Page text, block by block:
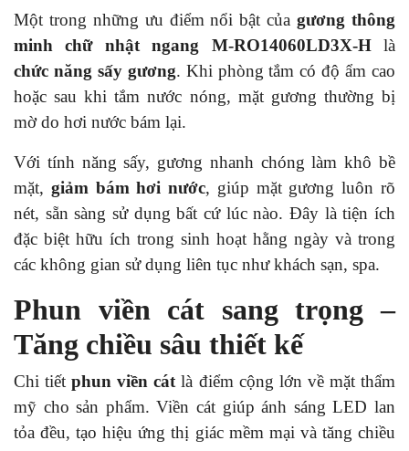
Một trong những ưu điểm nổi bật củagương thông
minh chữ nhật ngang M-RO14060LD3X-Hlà
chức năng sấy gương. Khi phòng tắm có độ ẩm cao
hoặc sau khi tắm nước nóng, mặt gương thường bị
mờ do hơi nước bám lại.
Với tính năng sấy, gương nhanh chóng làm khô bề
mặt, giảm bám hơi nước, giúp mặt gương luôn rõ
nét, sẵn sàng sử dụng bất cứ lúc nào. Đây là tiện ích
đặc biệt hữu ích trong sinh hoạt hằng ngày và trong
các không gian sử dụng liên tục như khách sạn, spa.
Phun viền cát sang trọng –
Tăng chiều sâu thiết kế
Chi tiếtphun viền cát là điểm cộng lớn về mặt thẩm
mỹ cho sản phẩm. Viền cát giúp ánh sáng LED lan
tỏa đều, tạo hiệu ứng thị giác mềm mại và tăng chiều